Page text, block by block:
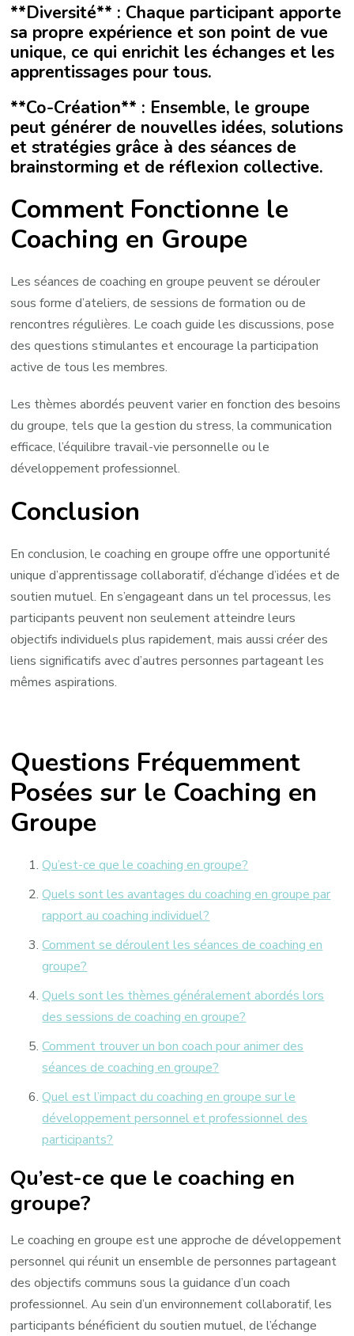
**Diversité** : Chaque participant apporte
sa propre expérience et son point de vue
unique, ce qui enrichit les échanges et les
apprentissages pour tous.
**Co-Création** : Ensemble, le groupe
peut générer de nouvelles idées, solutions
et stratégies grâce à des séances de
brainstorming et de réflexion collective.
Comment Fonctionne le
Coaching en Groupe
Les séances de coaching en groupe peuvent se dérouler
sous forme d’ateliers, de sessions de formation ou de
rencontres régulières. Le coach guide les discussions, pose
des questions stimulantes et encourage la participation
active de tous les membres.
Les thèmes abordés peuvent varier en fonction des besoins
du groupe, tels que la gestion du stress, la communication
efficace, l’équilibre travail-vie personnelle ou le
développement professionnel.
Conclusion
En conclusion, le coaching en groupe offre une opportunité
unique d’apprentissage collaboratif, d’échange d’idées et de
soutien mutuel. En s’engageant dans un tel processus, les
participants peuvent non seulement atteindre leurs
objectifs individuels plus rapidement, mais aussi créer des
liens significatifs avec d’autres personnes partageant les
mêmes aspirations.
Questions Fréquemment
Posées sur le Coaching en
Groupe
Qu’est-ce que le coaching en groupe?
Quels sont les avantages du coaching en groupe par
rapport au coaching individuel?
Comment se déroulent les séances de coaching en
groupe?
Quels sont les thèmes généralement abordés lors
des sessions de coaching en groupe?
Comment trouver un bon coach pour animer des
séances de coaching en groupe?
Quel est l’impact du coaching en groupe sur le
développement personnel et professionnel des
participants?
Qu’est-ce que le coaching en
groupe?
Le coaching en groupe est une approche de développement
personnel qui réunit un ensemble de personnes partageant
des objectifs communs sous la guidance d’un coach
professionnel. Au sein d’un environnement collaboratif, les
participants bénéficient du soutien mutuel, de l’échange